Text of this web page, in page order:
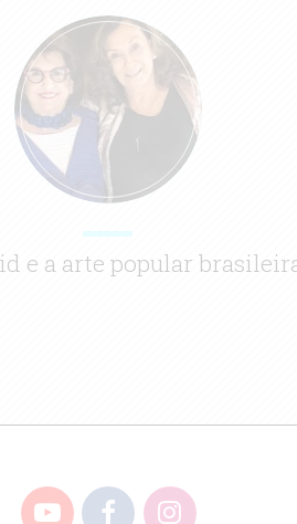
e a arte popular brasileira
SOBRE CONTATO